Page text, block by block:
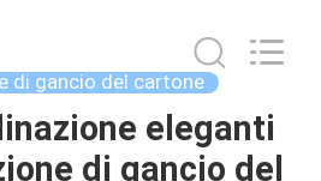
di gancio del cartone
eleganti
di gancio del